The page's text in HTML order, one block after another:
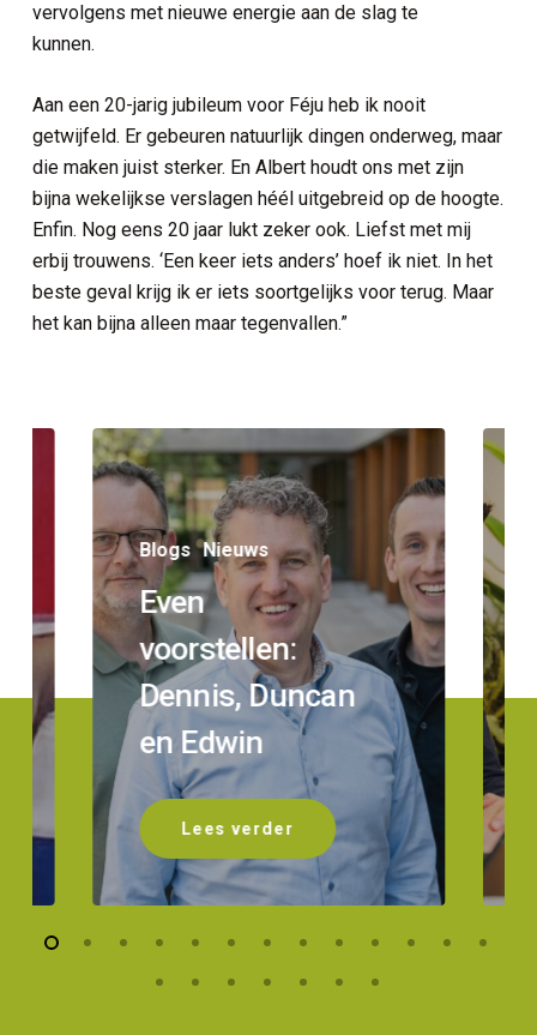
vervolgens met nieuwe energie aan de slag te
kunnen.
Aan een 20-jarig jubileum voor Féju heb ik nooit
getwijfeld. Er gebeuren natuurlijk dingen onderweg, maar
die maken juist sterker. En Albert houdt ons met zijn
bijna wekelijkse verslagen héél uitgebreid op de hoogte.
Enfin. Nog eens 20 jaar lukt zeker ook. Liefst met mij
erbij trouwens. ‘Een keer iets anders’ hoef ik niet. In het
beste geval krijg ik er iets soortgelijks voor terug. Maar
het kan bijna alleen maar tegenvallen.”
Blogs Nieuws
Even
voorstellen:
Dennis, Duncan
en Edwin
Lees verder
ICT services
netwerkinfrastructuur
en connectiviteit